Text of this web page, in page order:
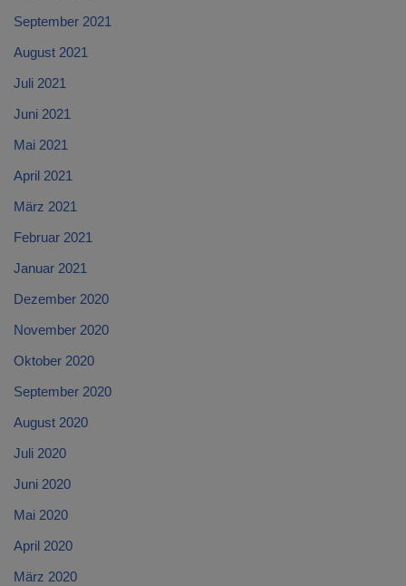
September 2021
August 2021
Juli 2021
Juni 2021
Mai 2021
April 2021
März 2021
Februar 2021
Januar 2021
Dezember 2020
November 2020
Oktober 2020
September 2020
August 2020
Juli 2020
Juni 2020
Mai 2020
April 2020
März 2020